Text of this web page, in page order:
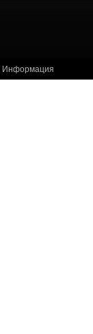
Информация